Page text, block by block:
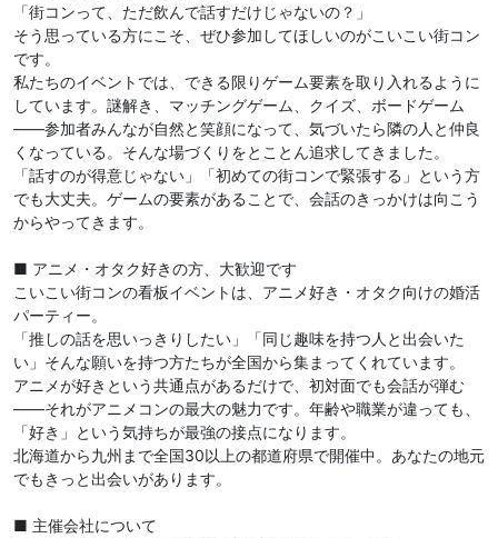
「街コンって、ただ飲んで話すだけじゃないの？」
そう思っている方にこそ、ぜひ参加してほしいのがこいこい街コン
です。
私たちのイベントでは、できる限りゲーム要素を取り入れるように
しています。謎解き、マッチングゲーム、クイズ、ボードゲーム
——参加者みんなが自然と笑顔になって、気づいたら隣の人と仲良
くなっている。そんな場づくりをとことん追求してきました。
「話すのが得意じゃない」「初めての街コンで緊張する」という方
でも大丈夫。ゲームの要素があることで、会話のきっかけは向こう
からやってきます。
■ アニメ・オタク好きの方、大歓迎です
こいこい街コンの看板イベントは、アニメ好き・オタク向けの婚活
パーティー。
「推しの話を思いっきりしたい」「同じ趣味を持つ人と出会いた
い」そんな願いを持つ方たちが全国から集まってくれています。
アニメが好きという共通点があるだけで、初対面でも会話が弾む
——それがアニメコンの最大の魅力です。年齢や職業が違っても、
「好き」という気持ちが最強の接点になります。
北海道から九州まで全国30以上の都道府県で開催中。あなたの地元
でもきっと出会いがあります。
■ 主催会社について